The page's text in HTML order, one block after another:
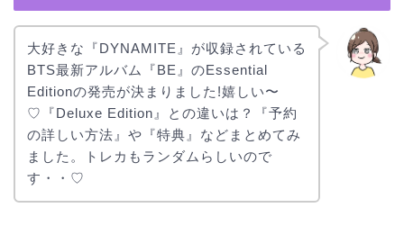
大好きな『DYNAMITE』が収録されている
BTS最新アルバム『BE』のEssential
Editionの発売が決まりました!嬉しい〜
♡『Deluxe Edition』との違いは？『予約
の詳しい方法』や『特典』などまとめてみ
ました。トレカもランダムらしいので
す・・♡